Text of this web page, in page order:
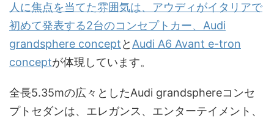
人に焦点を当てた雰囲気は、アウディがイタリアで
初めて発表する2台のコンセプトカー、Audi
grandsphere conceptと Audi A6 Avant e-tron
conceptが体現しています。
全長5.35mの広々としたAudi grandsphereコンセ
プトセダンは、エレガンス、エンターテイメント、